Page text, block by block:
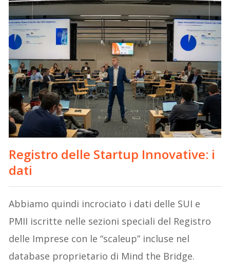
Registro delle Startup Innovative: i
dati
Abbiamo quindi incrociato i dati delle SUI e
PMII iscritte nelle sezioni speciali del Registro
delle Imprese con le “scaleup” incluse nel
database proprietario di Mind the Bridge.